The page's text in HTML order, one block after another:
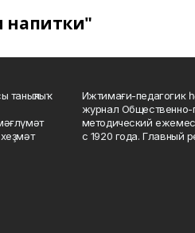
напитки"
Ижтимағи-педагогик
журнал Общественно-
методический
с 1920 года. Главный